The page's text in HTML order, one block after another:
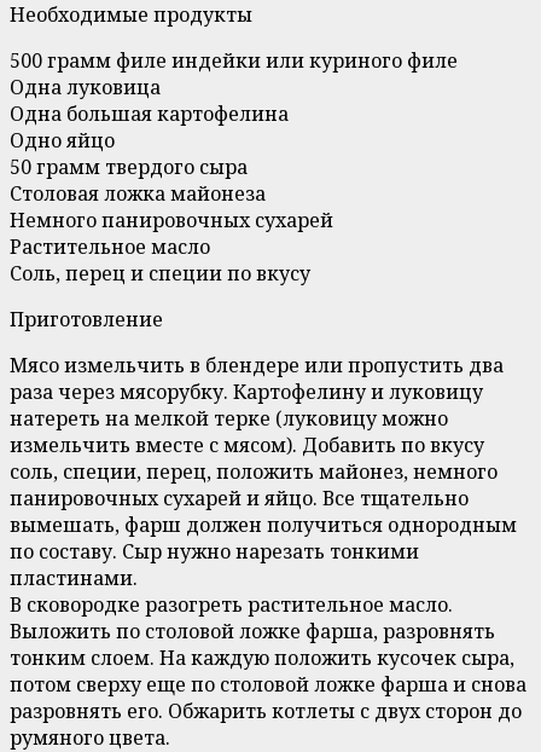
Необходимые продукты
500 грамм филе индейки или куриного филе
Одна луковица
Одна большая картофелина
Одно яйцо
50 грамм твердого сыра
Столовая ложка майонеза
Немного панировочных сухарей
Растительное масло
Соль, перец и специи по вкусу
Приготовление
Мясо измельчить в блендере или пропустить два
раза через мясорубку. Картофелину и луковицу
натереть на мелкой терке (луковицу можно
измельчить вместе с мясом). Добавить по вкусу
соль, специи, перец, положить майонез, немного
панировочных сухарей и яйцо. Все тщательно
вымешать, фарш должен получиться однородным
по составу. Сыр нужно нарезать тонкими
пластинами.
В сковородке разогреть растительное масло.
Выложить по столовой ложке фарша, разровнять
тонким слоем. На каждую положить кусочек сыра,
потом сверху еще по столовой ложке фарша и снова
разровнять его. Обжарить котлеты с двух сторон до
румяного цвета.